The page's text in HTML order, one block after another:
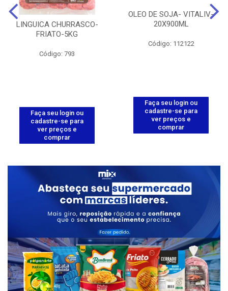
LINGUICA CHURRASCO-
FRIATO-5KG
Código: 793
Faça seu login ou
cadastre-se para
ver preços e
comprar
OLEO DE SOJA- VITALIV-
20X900ML
Código: 112122
Faça seu login ou
cadastre-se para
ver preços e
comprar